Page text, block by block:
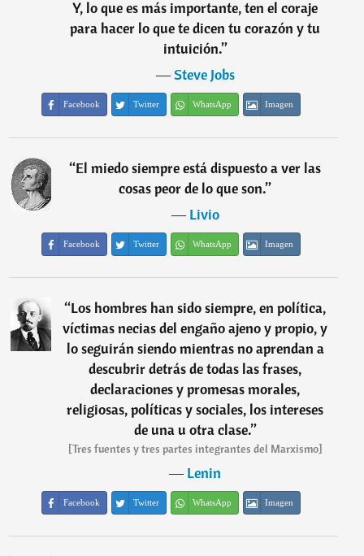
Y, lo que es más importante, ten el coraje
para hacer lo que te dicen tu corazón y tu
intuición.”
―Steve Jobs
Facebook Twitter WhatsApp Imagen
“El miedo siempre está dispuesto a ver las
cosas peor de lo que son.”
―Livio
Facebook Twitter WhatsApp Imagen
“Los hombres han sido siempre, en política,
víctimas necias del engaño ajeno y propio, y
lo seguirán siendo mientras no aprendan a
descubrir detrás de todas las frases,
declaraciones y promesas morales,
religiosas, políticas y sociales, los intereses
de una u otra clase.”
[Tres fuentes y tres partes integrantes del Marxismo]
―Lenin
Facebook Twitter WhatsApp Imagen